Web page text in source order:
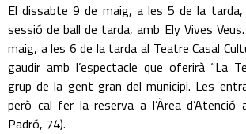
El dissabte 9 de maig, a les 5 de la tarda,
sessió de ball de tarda, amb Ely Vives
maig, a les 6 de la tarda al Teatre Casal
gaudir amb l’espectacle que oferirà “La
grup de la gent gran del municipi. Les
però cal fer la reserva a l’Àrea d’Atenció
Padró, 74).